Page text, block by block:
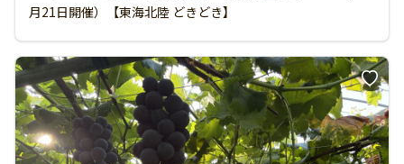
月21日開催）【東海北陸 どきどき】